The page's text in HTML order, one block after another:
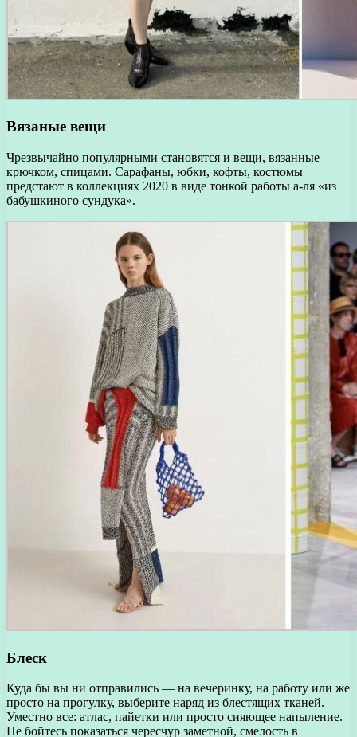
Вязаные вещи
Чрезвычайно популярными становятся и вещи, вязанные
крючком, спицами. Сарафаны, юбки, кофты, костюмы
предстают в коллекциях 2020 в виде тонкой работы а-ля «из
бабушкиного сундука».
Блеск
Куда бы вы ни отправились — на вечеринку, на работу или же
просто на прогулку, выберите наряд из блестящих тканей.
Уместно все: атлас, пайетки или просто сияющее напыление.
Не бойтесь показаться чересчур заметной, смелость в